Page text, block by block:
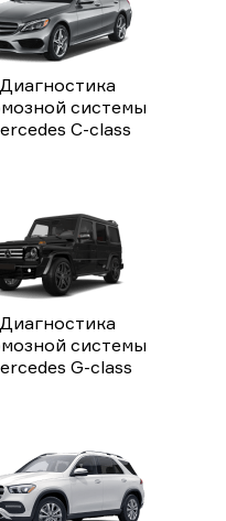
Диагностика
системы
C-class
Диагностика
системы
G-class